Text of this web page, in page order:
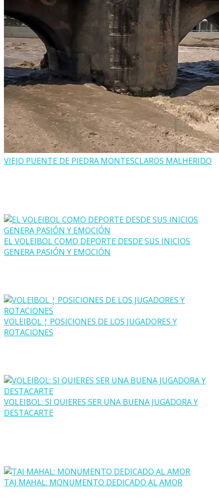
VIEJO PUENTE DE PIEDRA MONTESCLAROS MALHERIDO
EL VOLEIBOL COMO DEPORTE DESDE SUS INICIOS
GENERA PASIÓN Y EMOCIÓN
VOLEIBOL ¦ POSICIONES DE LOS JUGADORES Y
ROTACIONES
VOLEIBOL: SI QUIERES SER UNA BUENA JUGADORA Y
DESTACARTE
TAJ MAHAL: MONUMENTO DEDICADO AL AMOR